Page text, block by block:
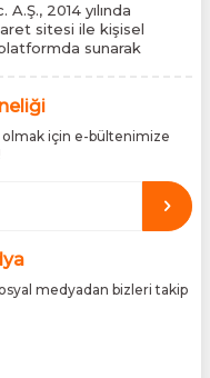
2014 yılında
sitesi ile kişisel
sunarak
Cantu, Wilkinson
tüm ürünlerini ithal
orijinallik belgeleri ve
en güvenilir şekilde
Amacımız, dünya
eden bu markaları,
orijinal bir şekilde
için e-bültenimize
medyadan bizleri takip